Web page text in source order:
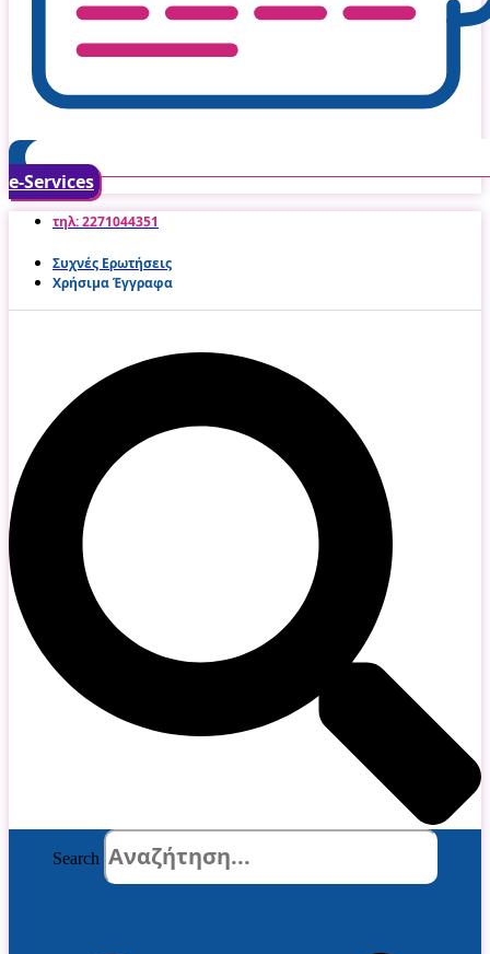
e-Services
τηλ: 2271044351
Συχνές Ερωτήσεις
Χρήσιμα Έγγραφα
Search